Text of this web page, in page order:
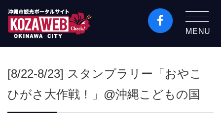
沖縄市観光ポータルコ
縄市コザの表も裏も楽
MENU
[8/22-8/23] スタンプラリー「おやこ
ひがさ大作戦！」@沖縄こどもの国